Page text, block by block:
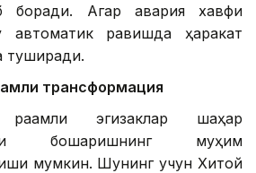
боради. Агар авария хавфи
равишда ҳаракат
туширади.
трансформация
эгизаклар шаҳар
бошқаришнинг муҳим
мумкин. Шунинг учун Хитой